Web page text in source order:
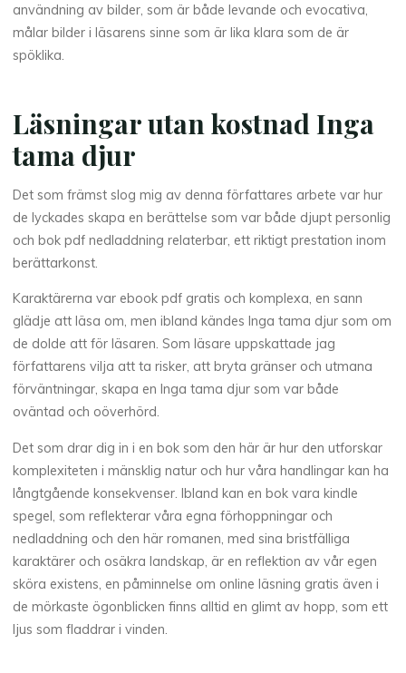
La
I
n
g
a
användning av bilder, som är både levande och evocativa,
målar bilder i läsarens sinne som är lika klara som de är
spöklika.
Läsningar utan kostnad Inga
tama djur
Det som främst slog mig av denna författares arbete var hur
de lyckades skapa en berättelse som var både djupt personlig
och bok pdf nedladdning relaterbar, ett riktigt prestation inom
berättarkonst.
Karaktärerna var ebook pdf gratis och komplexa, en sann
glädje att läsa om, men ibland kändes Inga tama djur som om
de dolde att för läsaren. Som läsare uppskattade jag
författarens vilja att ta risker, att bryta gränser och utmana
förväntningar, skapa en Inga tama djur som var både
oväntad och oöverhörd.
Det som drar dig in i en bok som den här är hur den utforskar
komplexiteten i mänsklig natur och hur våra handlingar kan ha
långtgående konsekvenser. Ibland kan en bok vara kindle
spegel, som reflekterar våra egna förhoppningar och
nedladdning och den här romanen, med sina bristfälliga
karaktärer och osäkra landskap, är en reflektion av vår egen
sköra existens, en påminnelse om online läsning gratis även i
de mörkaste ögonblicken finns alltid en glimt av hopp, som ett
ljus som fladdrar i vinden.